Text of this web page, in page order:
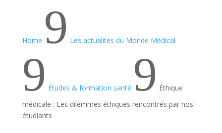
Home 9 Les actualités du Monde Médical
9 Études & formation santé 9 Éthique
médicale : Les dilemmes éthiques rencontrés par nos
étudiants